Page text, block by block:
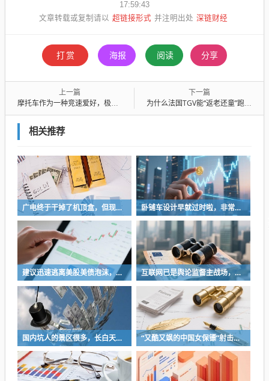
17:59:43
文章转载或复制请以 超链接形式 并注明出处 深链财经
打赏 海报 阅读 分享
上一篇
摩托车作为一种竞速爱好，极限运动，应该得到支持
下一篇
为什么法国TGV能“返老还童”跑50年？背后的硬核逻辑与欧洲“修补”哲学
相关推荐
广电终于干掉了机顶盒，但现在没多少人看电视了… 卧铺车设计早就过时啦，非常不具备人性化
建议迅速逃离美股美债泡沫，AI正加速而非延缓其泡沫破裂 互联网已是舆论监督主战场，让我们用这五点珍惜它
国内坑人的景区很多，长白天池只是其中被坑印象最深的那一个 “又酷又飒的中国女保镖”射击夺冠